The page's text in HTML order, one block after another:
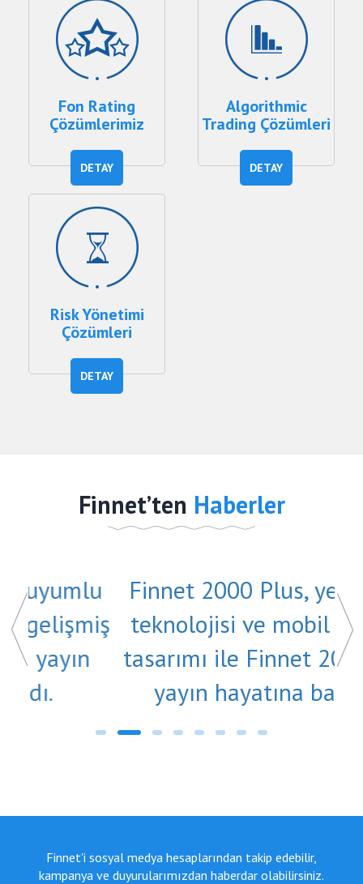
Fon Rating
Çözümlerimiz
DETAY
Algorithmic
Trading Çözümleri
DETAY
Risk Yönetimi
Çözümleri
DETAY
Finnet’ten Haberler
Finnet 2000 Plus, yenilenen
teknolojisi ve mobil uyumlu
tasarımı ile Finnet 2000 Plus
yayın hayatına başladı.
Finnet'i sosyal medya hesaplarından takip edebilir,
kampanya ve duyurularımızdan haberdar olabilirsiniz.